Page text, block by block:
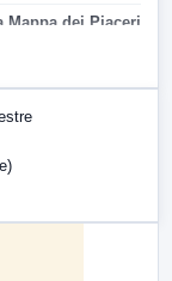
Mappa dei Piaceri
LabNews (replica)